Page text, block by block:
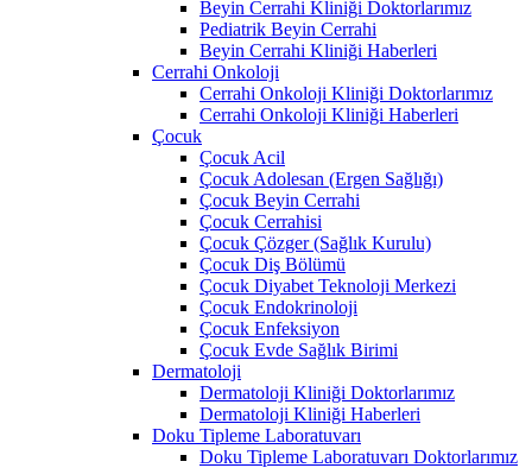
Beyin Cerrahi Kliniği Doktorlarımız
Pediatrik Beyin Cerrahi
Beyin Cerrahi Kliniği Haberleri
Cerrahi Onkoloji
Cerrahi Onkoloji Kliniği Doktorlarımız
Cerrahi Onkoloji Kliniği Haberleri
Çocuk
Çocuk Acil
Çocuk Adolesan (Ergen Sağlığı)
Çocuk Beyin Cerrahi
Çocuk Cerrahisi
Çocuk Çözger (Sağlık Kurulu)
Çocuk Diş Bölümü
Çocuk Diyabet Teknoloji Merkezi
Çocuk Endokrinoloji
Çocuk Enfeksiyon
Çocuk Evde Sağlık Birimi
Dermatoloji
Dermatoloji Kliniği Doktorlarımız
Dermatoloji Kliniği Haberleri
Doku Tipleme Laboratuvarı
Doku Tipleme Laboratuvarı Doktorlarımız